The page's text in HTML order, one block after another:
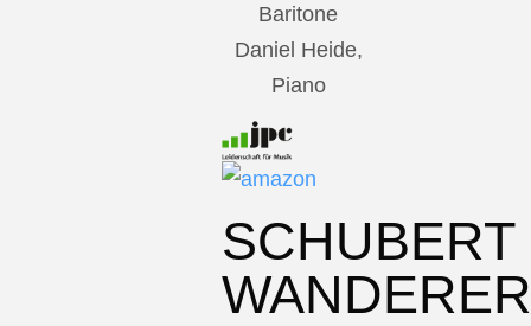
Baritone
Daniel Heide,
Piano
SCHUBERT
WANDERER